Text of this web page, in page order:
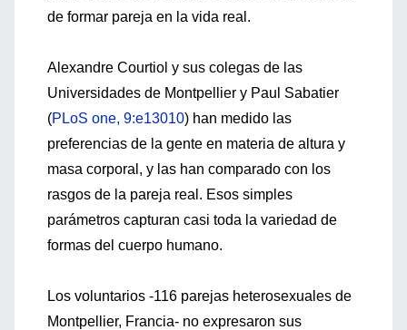
de formar pareja en la vida real.
Alexandre Courtiol y sus colegas de las
Universidades de Montpellier y Paul Sabatier
(PLoS one, 9:e13010) han medido las
preferencias de la gente en materia de altura y
masa corporal, y las han comparado con los
rasgos de la pareja real. Esos simples
parámetros capturan casi toda la variedad de
formas del cuerpo humano.
Los voluntarios -116 parejas heterosexuales de
Montpellier, Francia- no expresaron sus